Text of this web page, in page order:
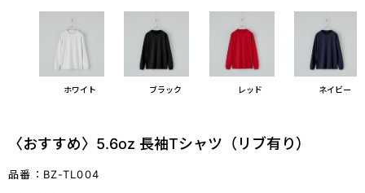
ホワイト ブラック レッド ネイビー
〈おすすめ〉5.6oz 長袖Tシャツ（リブ有り）
品番：BZ-TL004